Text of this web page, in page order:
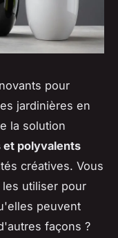
pour
jardinières en
la solution
et polyvalents
créatives. Vous
utiliser pour
peuvent
façons ?